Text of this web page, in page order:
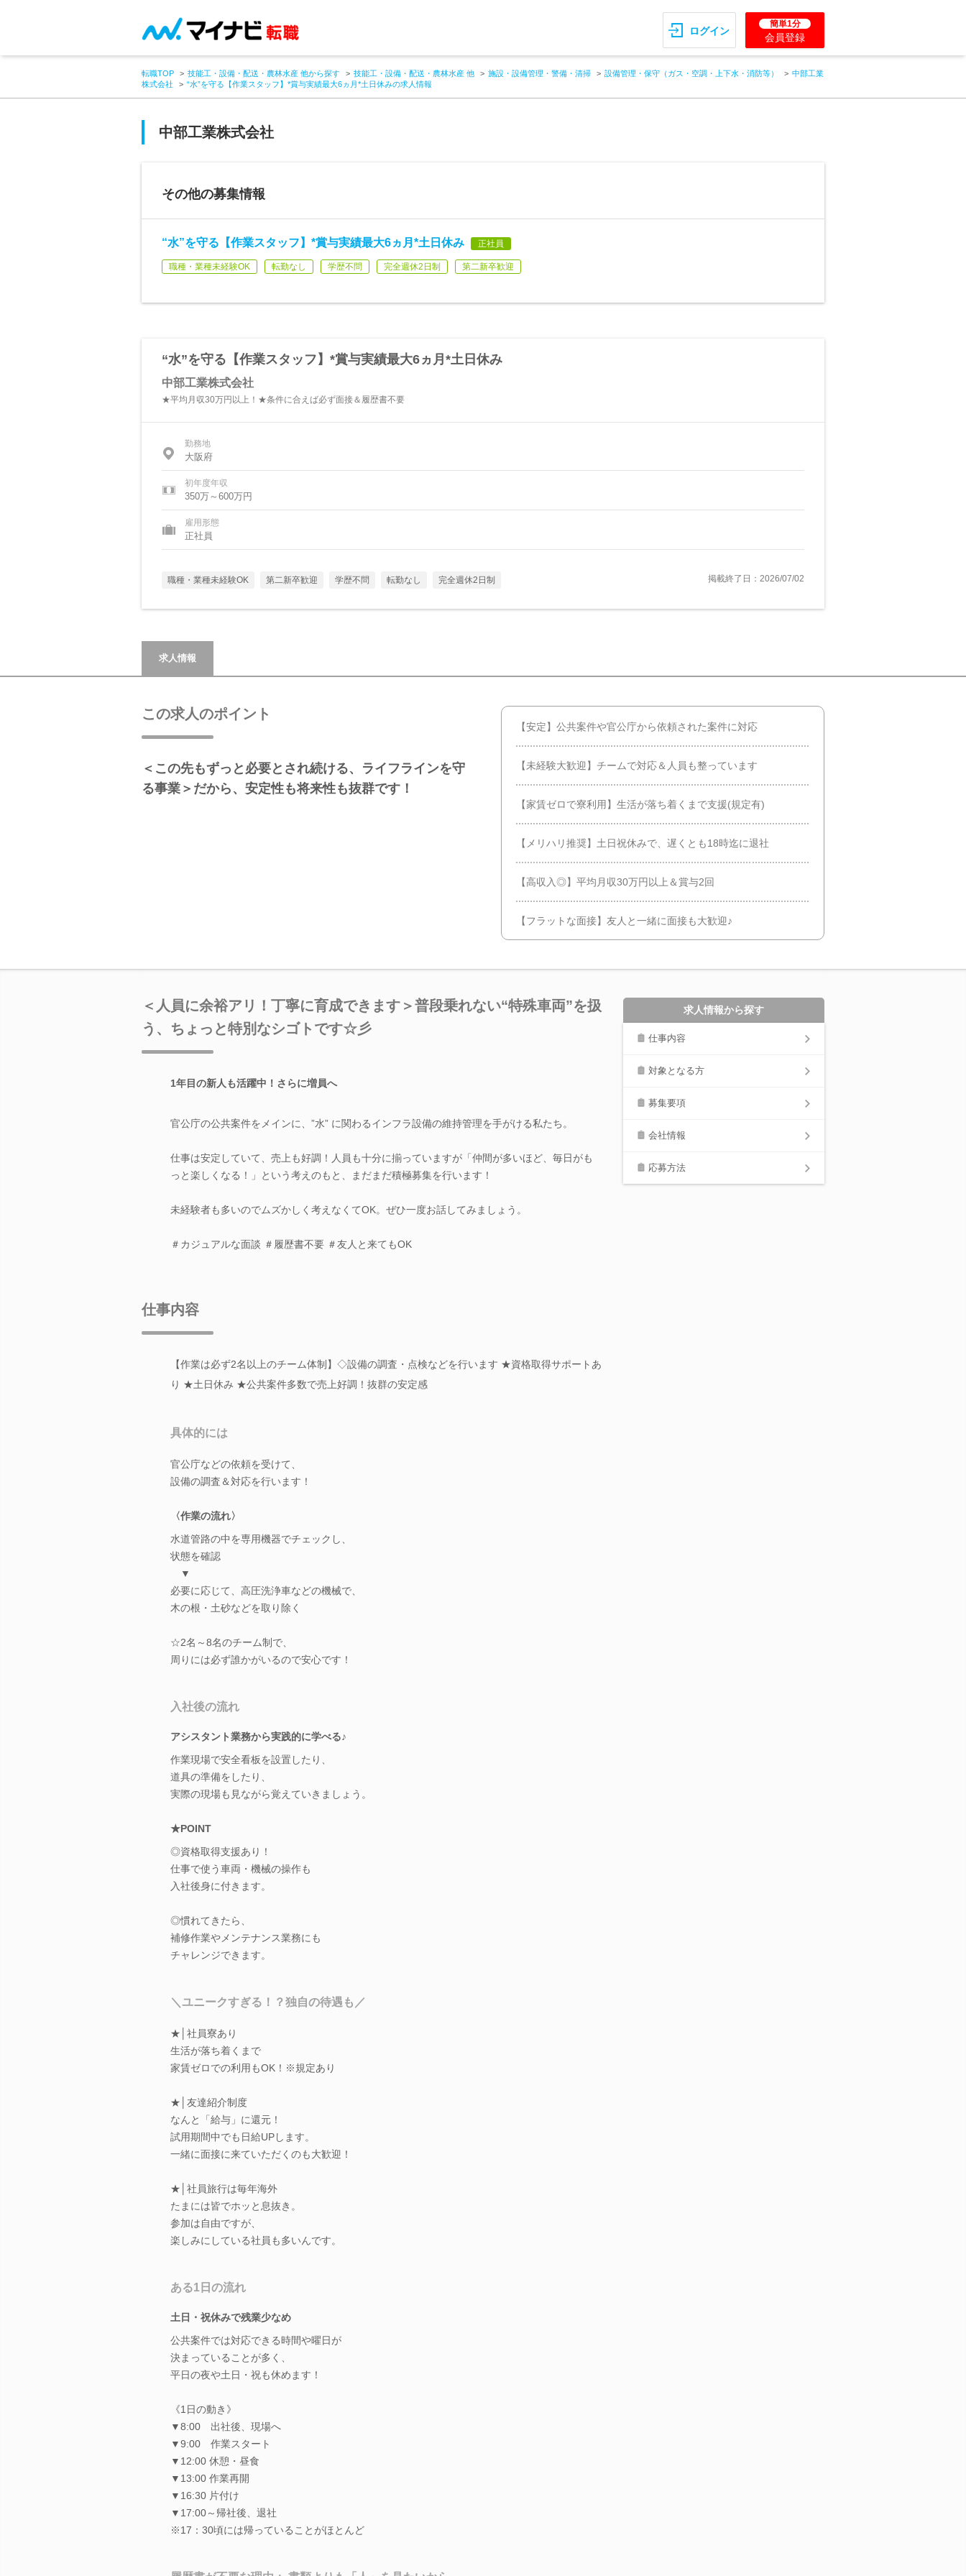
ログイン
簡単1分
会員登録
転職TOP 技能工・設備・配送・農林水産 他から探す 技能工・設備・配送・農林水産 他 施設・設備管理・警備・清掃 設備管理・保守（ガス・空調・上下水・消防等）
中部工業
株式会社
“水”を守る【作業スタッフ】*賞与実績最大6ヵ月*土日休みの求人情報
中部工業株式会社
その他の募集情報
“水”を守る【作業スタッフ】*賞与実績最大6ヵ月*土日休み 正社員
職種・業種未経験OK 転勤なし 学歴不問 完全週休2日制 第二新卒歓迎
“水”を守る【作業スタッフ】*賞与実績最大6ヵ月*土日休み
中部工業株式会社
★平均月収30万円以上！★条件に合えば必ず面接＆履歴書不要
勤務地
大阪府
初年度年収
350万～600万円
雇用形態
正社員
職種・業種未経験OK 第二新卒歓迎 学歴不問 転勤なし 完全週休2日制 掲載終了日：2026/07/02
求人情報
この求人のポイント
＜この先もずっと必要とされ続ける、ライフラインを守
る事業＞だから、安定性も将来性も抜群です！
【安定】公共案件や官公庁から依頼された案件に対応
【未経験大歓迎】チームで対応＆人員も整っています
【家賃ゼロで寮利用】生活が落ち着くまで支援(規定有)
【メリハリ推奨】土日祝休みで、遅くとも18時迄に退社
【高収入◎】平均月収30万円以上＆賞与2回
【フラットな面接】友人と一緒に面接も大歓迎♪
＜人員に余裕アリ！丁寧に育成できます＞普段乗れない“特殊車両”を扱
う、ちょっと特別なシゴトです☆彡
1年目の新人も活躍中！さらに増員へ
官公庁の公共案件をメインに、”水” に関わるインフラ設備の維持管理を手がける私たち。
仕事は安定していて、売上も好調！人員も十分に揃っていますが「仲間が多いほど、毎日がも
っと楽しくなる！」という考えのもと、まだまだ積極募集を行います！
未経験者も多いのでムズかしく考えなくてOK。ぜひ一度お話してみましょう。
＃カジュアルな面談 ＃履歴書不要 ＃友人と来てもOK
仕事内容
【作業は必ず2名以上のチーム体制】◇設備の調査・点検などを行います ★資格取得サポートあ
り ★土日休み ★公共案件多数で売上好調！抜群の安定感
具体的には
官公庁などの依頼を受けて、
設備の調査＆対応を行います！
〈作業の流れ〉
水道管路の中を専用機器でチェックし、
状態を確認
▼
必要に応じて、高圧洗浄車などの機械で、
木の根・土砂などを取り除く
☆2名～8名のチーム制で、
周りには必ず誰かがいるので安心です！
入社後の流れ
アシスタント業務から実践的に学べる♪
作業現場で安全看板を設置したり、
道具の準備をしたり、
実際の現場も見ながら覚えていきましょう。
★POINT
◎資格取得支援あり！
仕事で使う車両・機械の操作も
入社後身に付きます。
◎慣れてきたら、
補修作業やメンテナンス業務にも
チャレンジできます。
＼ユニークすぎる！？独自の待遇も／
★│社員寮あり
生活が落ち着くまで
家賃ゼロでの利用もOK！※規定あり
★│友達紹介制度
なんと「給与」に還元！
試用期間中でも日給UPします。
一緒に面接に来ていただくのも大歓迎！
★│社員旅行は毎年海外
たまには皆でホッと息抜き。
参加は自由ですが、
楽しみにしている社員も多いんです。
ある1日の流れ
土日・祝休みで残業少なめ
公共案件では対応できる時間や曜日が
決まっていることが多く、
平日の夜や土日・祝も休めます！
《1日の動き》
▼8:00 出社後、現場へ
▼9:00 作業スタート
▼12:00 休憩・昼食
▼13:00 作業再開
▼16:30 片付け
▼17:00～帰社後、退社
※17：30頃には帰っていることがほとんど
求人情報から探す
仕事内容
対象となる方
募集要項
会社情報
応募方法